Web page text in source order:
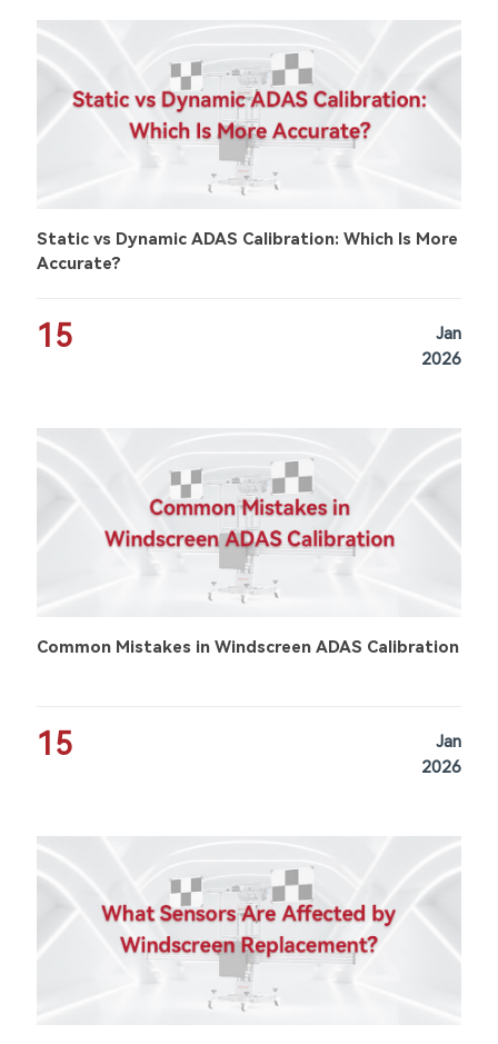
Static vs Dynamic ADAS Calibration: Which Is More
Accurate?
15
Jan
2026
Common Mistakes in Windscreen ADAS Calibration
15
Jan
2026